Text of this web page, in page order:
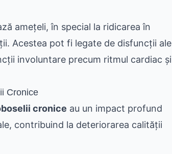
amețeli, în special la ridicarea în
Acestea pot fi legate de disfuncții ale
involuntare precum ritmul cardiac și
Cronice
cronice au un impact profund
contribuind la deteriorarea calității